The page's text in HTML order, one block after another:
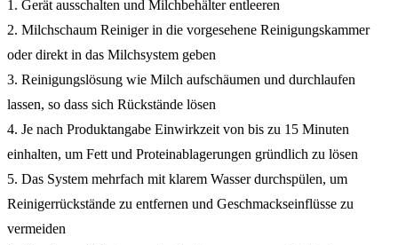
1. Gerät ausschalten und Milchbehälter entleeren
2. Milchschaum Reiniger in die vorgesehene Reinigungskammer
oder direkt in das Milchsystem geben
3. Reinigungslösung wie Milch aufschäumen und durchlaufen
lassen, so dass sich Rückstände lösen
4. Je nach Produktangabe Einwirkzeit von bis zu 15 Minuten
einhalten, um Fett und Proteinablagerungen gründlich zu lösen
5. Das System mehrfach mit klarem Wasser durchspülen, um
Reinigerrückstände zu entfernen und Geschmackseinflüsse zu
vermeiden